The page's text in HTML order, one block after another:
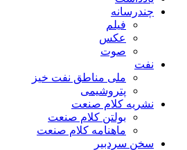
چندرسانه
فیلم
عکس
صوت
نفت
ملی مناطق نفت خیز
پتروشیمی
نشریه کلام صنعت
بولتن کلام صنعت
ماهنامه کلام صنعت
سخن سردبیر